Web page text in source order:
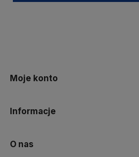
Moje konto
Informacje
O nas